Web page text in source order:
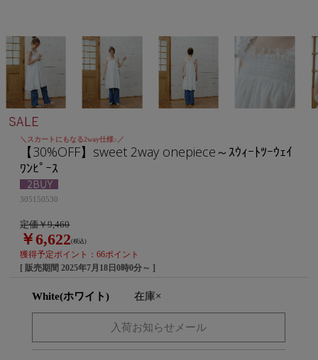
＼スカートにもなる2way仕様♪／
【30%OFF】sweet 2way onepiece～ｽｳｨｰﾄﾂｰｳｪｲ
ﾜﾝﾋﾟｰｽ
305150530
定価￥9,460
￥6,622(税込)
獲得予定ポイント：66ポイント
[ 販売期間2025年7月18日0時0分～ ]
White(ホワイト) 在庫×